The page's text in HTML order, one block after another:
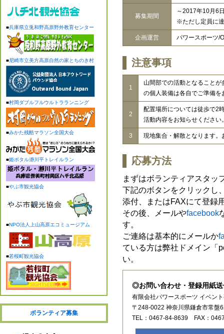
■兵庫県立兎和野高原野外教育センター
■尼崎市立美方高原自然の家とちのき村
■村岡ダブルフルウルトラランニング
■みかた残酷マラソン全国大会
■姫ボタル瀞川平トレイルラン
■やぶ市観光協会
■NPO法人上山高原エコミュージアム
■若桜町観光協会
ボランティア募集
募集期間
～2017年10月6
※ただし定員に
企画運営 パワースポーツ/
注意事項
1
山間部での活動となること
の個人装備は各自でご準備を
2
配置場所については徒歩で2
活動内容をお知らせください
3 現地集合・解散となります
応募方法
まずはボランティアスタッ
下記のボタンをクリックし
添付、またはFAXにて登録
その後、メールやfacebook
す。
ご連絡は基本的にメールか
ている方は弊社ドメイン「
い。
◎お問い合わせ・登録用紙
有限会社パワースポーツ イベン
〒248-0022 神奈川県鎌倉市常盤
TEL：0467-84-8639 FAX：